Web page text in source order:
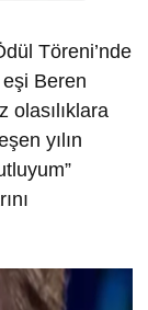
Töreni’nde
eşi Beren
olasılıklara
yılın